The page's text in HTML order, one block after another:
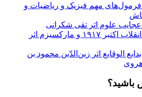
فرمول‌های مهم فیزیک و ریاضیات و
عجایب علوم اثر تقی شکرانی
دانلود رایگان کتاب انقلاب اکتبر ۱۹۱۷ و مارکسیزم اثر
الوقایع اثر زین‌الدّین محمود بن
باشید؟